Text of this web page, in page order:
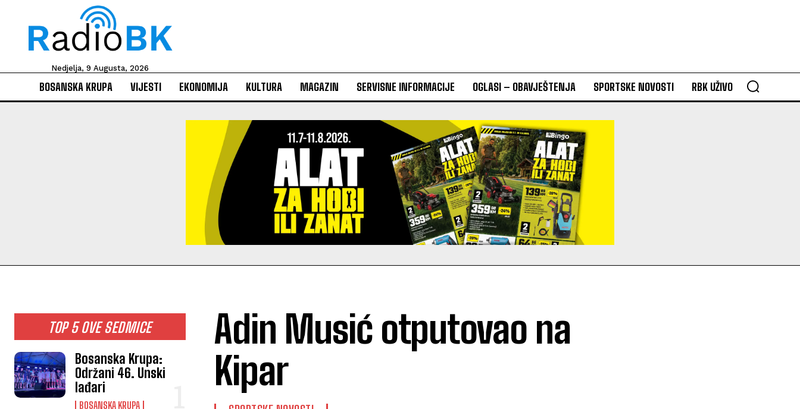
Nedjelja, 9 Augusta, 2026
BOSANSKA KRUPA VIJESTI EKONOMIJA KULTURA MAGAZIN SERVISNE INFORMACIJE OGLASI – OBAVJEŠTENJA SPORTSKE NOVOSTI RBK UŽIVO
TOP 5 OVE SEDMICE
Bosanska Krupa:
Održani 46. Unski
lađari
BOSANSKA KRUPA
Adin Musić otputovao na
Kipar